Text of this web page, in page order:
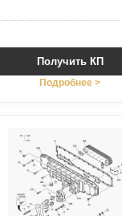
Получить КП
Подробнее >